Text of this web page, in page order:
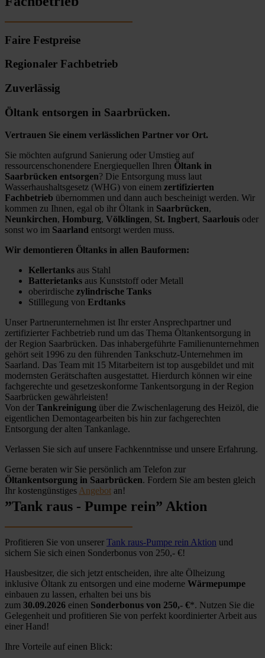
Faire Festpreise
Regionaler Fachbetrieb
Zuverlässig
Öltank entsorgen in Saarbrücken.
Vertrauen Sie einem verlässlichen Partner vor Ort.
Sie möchten aufgrund Sanierung oder Umstieg auf
ressourcenschonendere Energiequellen Ihren Öltank in
Saarbrücken entsorgen? Die Entsorgung muss laut
Wasserhaushaltsgesetz (WHG) von einem zertifizierten
Fachbetrieb übernommen und dann auch bescheinigt werden. Wir
kommen zu Ihnen, egal ob ihr Öltank in Saarbrücken,
Neunkirchen, Homburg, Völklingen, St. Ingbert, Saarlouis oder
sonst wo im Saarland entsorgt werden muss.
Wir demontieren Öltanks in allen Bauformen:
Kellertanks aus Stahl
Batterietanks aus Kunststoff oder Metall
oberirdische zylindrische Tanks
Stilllegung von Erdtanks
Unser Partnerunternehmen ist Ihr erster Ansprechpartner und
zertifizierter Fachbetrieb rund um das Thema Öltankentsorgung in
der Region Saarbrücken. Das inhabergeführte Familienunternehmen
gehört seit 1996 zu den führenden Tankschutz-Unternehmen im
Saarland. Das Team mit 15 Mitarbeitern ist top ausgebildet und mit
modernsten Gerätschaften ausgestattet. Hierdurch können wir eine
fachgerechte und gesetzeskonforme Tankentsorgung in der Region
Saarbrücken gewährleisten!
Von der Tankreinigung über die Zwischenlagerung des Heizöl, die
eigentlichen Demontagearbeiten bis hin zur fachgerechten
Entsorgung der alten Tankanlage.
Verlassen Sie sich auf unsere Fachkenntnisse und unsere Erfahrung.
Gerne beraten wir Sie persönlich am Telefon zur
Öltankentsorgung in Saarbrücken. Fordern Sie am besten gleich
Ihr kostengünstiges Angebot an!
”Tank raus - Pumpe rein” Aktion
Profitieren Sie von unserer Tank raus-Pumpe rein Aktion und
sichern Sie sich einen Sonderbonus von 250,- €!
Hausbesitzer, die sich jetzt entscheiden, ihre alte Ölheizung
inklusive Öltank zu entsorgen und eine moderne Wärmepumpe
einbauen zu lassen, erhalten bei uns bis
zum 30.09.2026 einen Sonderbonus von 250,- €*. Nutzen Sie die
Gelegenheit und profitieren Sie von perfekt koordinierter Arbeit aus
einer Hand!
Ihre Vorteile auf einen Blick: